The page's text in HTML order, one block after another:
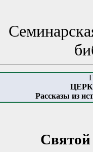
Рассказы из